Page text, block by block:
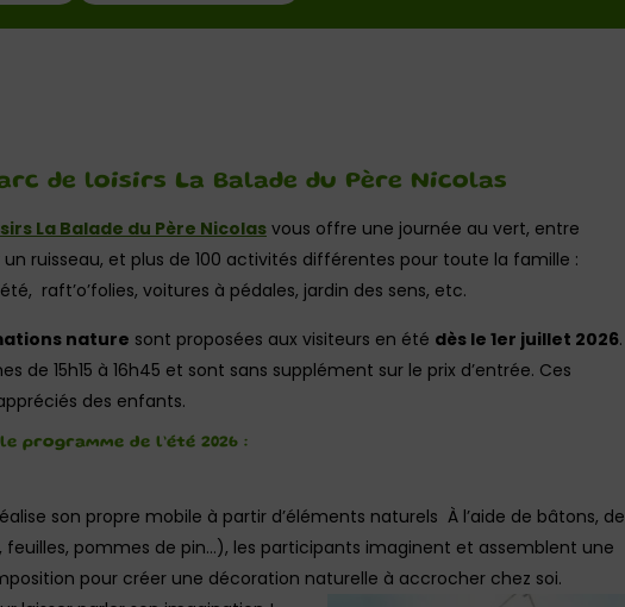
de loisirs La Balade du Père Nicolas
La Balade du Père Nicolasvous offre une journée au vert, entre
ruisseau, et plus de 100 activités différentes pour toute la famille :
raft’o’folies, voitures à pédales, jardin des sens, etc.
nature sont proposées aux visiteurs en été dès le 1er juillet 2026.
de 15h15 à 16h45 et sont sans supplément sur le prix d’entrée. Ces
des enfants.
programme de l’été 2026 :
son propre mobile à partir d’éléments naturels À l’aide de bâtons, de
pommes de pin…), les participants imaginent et assemblent une
pour créer une décoration naturelle à accrocher chez soi.